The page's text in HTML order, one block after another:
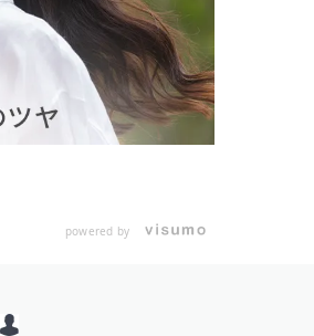
powered by